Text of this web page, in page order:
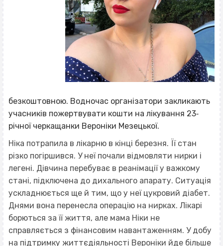
безкоштовною. Водночас організатори закликають
учасників пожертвувати кошти на лікування 23‐
річної черкащанки Вероніки Мезецької.
Ніка потрапила в лікарню в кінці березня. Її стан
різко погіршився. У неї почали відмовляти нирки і
легені. Дівчина перебуває в реанімації у важкому
стані, підключена до дихального апарату. Ситуація
ускладнюється ще й тим, що у неї цукровий діабет.
Днями вона перенесла операцію на нирках. Лікарі
борються за її життя, але мама Ніки не
справляється з фінансовим навантаженням. У добу
на підтримку життєдіяльності Вероніки йде більше